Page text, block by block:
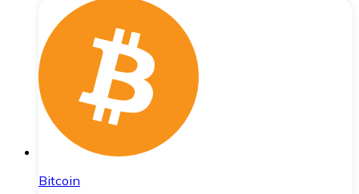
Bitcoin